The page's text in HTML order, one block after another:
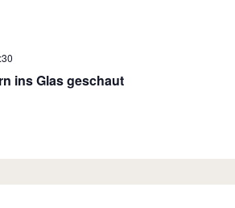
ins Glas geschaut